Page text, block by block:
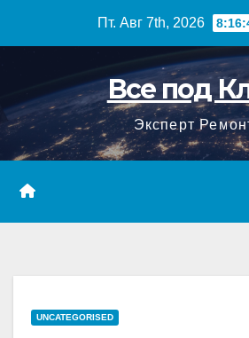
Пт. Авг 7th, 2026
Все под
Эксперт
UNCATEGORISED